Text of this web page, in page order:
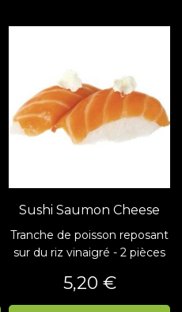
Sushi Saumon Cheese
Tranche de poisson reposant
sur du riz vinaigré - 2 pièces
Prix
5,20 €